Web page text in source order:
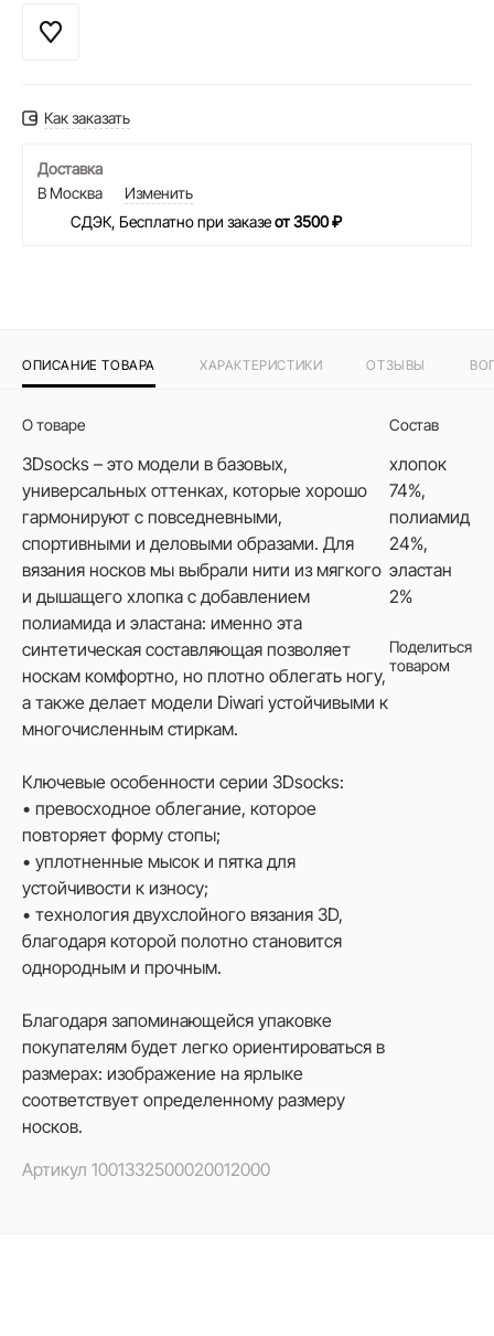
Как заказать
Доставка
В Москва
Изменить
СДЭК, Бесплатно при заказеот 3500 ₽
ОПИСАНИЕ ТОВАРА ХАРАКТЕРИСТИКИ ОТЗЫВЫ
О товаре
3Dsocks – это модели в базовых,
универсальных оттенках, которые хорошо
гармонируют с повседневными,
спортивными и деловыми образами. Для
вязания носков мы выбрали нити из мягкого
и дышащего хлопка с добавлением
полиамида и эластана: именно эта
синтетическая составляющая позволяет
носкам комфортно, но плотно облегать ногу,
а также делает модели Diwari устойчивыми к
многочисленным стиркам.
Ключевые особенности серии 3Dsocks:
• превосходное облегание, которое
повторяет форму стопы;
• уплотненные мысок и пятка для
устойчивости к износу;
• технология двухслойного вязания 3D,
благодаря которой полотно становится
однородным и прочным.
Благодаря запоминающейся упаковке
покупателям будет легко ориентироваться в
размерах: изображение на ярлыке
соответствует определенному размеру
носков.
Артикул 1001332500020012000
Состав
хлопок
74%,
полиамид
24%,
эластан
2%
Поделиться
товаром